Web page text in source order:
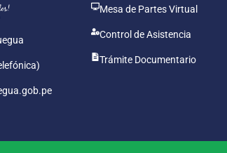
Mesa de Partes Virtual
Control de Asistencia
Trámite Documentario